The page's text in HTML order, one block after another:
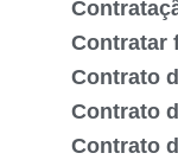
Contratar
Contrato
Contrato
Contrato